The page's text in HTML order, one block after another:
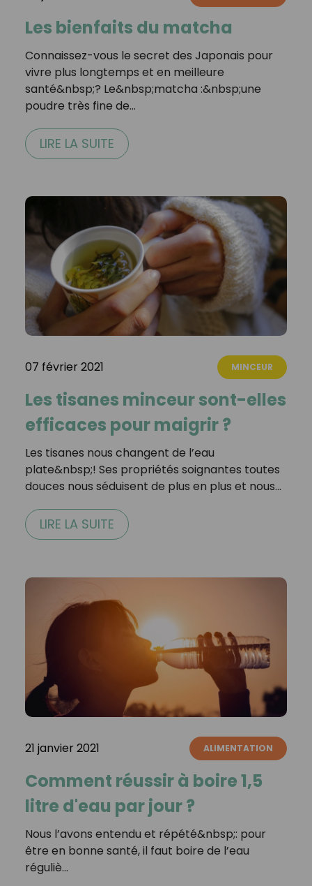
Les bienfaits du matcha
Connaissez-vous le secret des Japonais pour
vivre plus longtemps et en meilleure
santé&nbsp;? Le&nbsp;matcha :&nbsp;une
poudre très fine de…
LIRE LA SUITE
07 février 2021 MINCEUR
Les tisanes minceur sont-elles
efficaces pour maigrir ?
Les tisanes nous changent de l’eau
plate&nbsp;! Ses propriétés soignantes toutes
douces nous séduisent de plus en plus et nous…
LIRE LA SUITE
21 janvier 2021 ALIMENTATION
Comment réussir à boire 1,5
litre d'eau par jour ?
Nous l’avons entendu et répété&nbsp;: pour
être en bonne santé, il faut boire de l’eau
réguliè…